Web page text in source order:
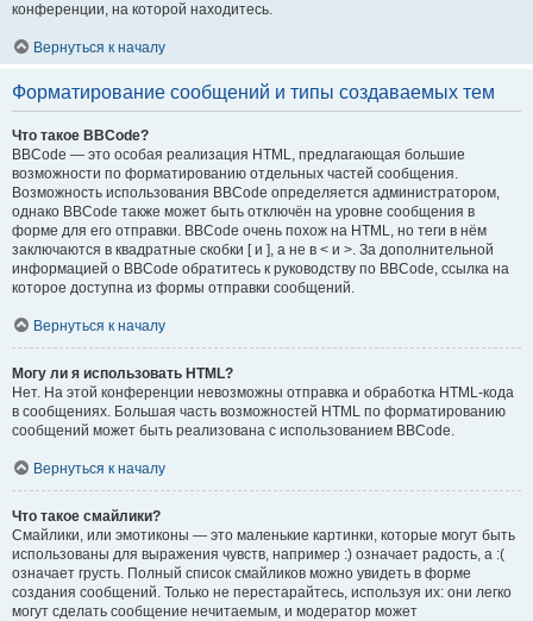
конференции, на которой находитесь.
Вернуться к началу
Форматирование сообщений и типы создаваемых тем
Что такое BBCode?
BBCode — это особая реализация HTML, предлагающая большие
возможности по форматированию отдельных частей сообщения.
Возможность использования BBCode определяется администратором,
однако BBCode также может быть отключён на уровне сообщения в
форме для его отправки. BBCode очень похож на HTML, но теги в нём
заключаются в квадратные скобки [ и ], а не в < и >. За дополнительной
информацией о BBCode обратитесь к руководству по BBCode, ссылка на
которое доступна из формы отправки сообщений.
Вернуться к началу
Могу ли я использовать HTML?
Нет. На этой конференции невозможны отправка и обработка HTML-кода
в сообщениях. Большая часть возможностей HTML по форматированию
сообщений может быть реализована с использованием BBCode.
Вернуться к началу
Что такое смайлики?
Смайлики, или эмотиконы — это маленькие картинки, которые могут быть
использованы для выражения чувств, например :) означает радость, а :(
означает грусть. Полный список смайликов можно увидеть в форме
создания сообщений. Только не перестарайтесь, используя их: они легко
могут сделать сообщение нечитаемым, и модератор может